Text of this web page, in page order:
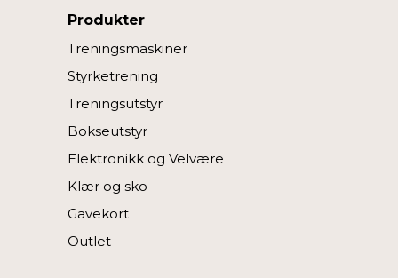
Produkter
Treningsmaskiner
Styrketrening
Treningsutstyr
Bokseutstyr
Elektronikk og Velvære
Klær og sko
Gavekort
Outlet